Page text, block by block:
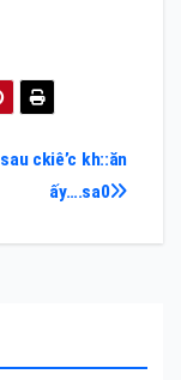
sau ckiê’c kh::ăn
ấy….sa0